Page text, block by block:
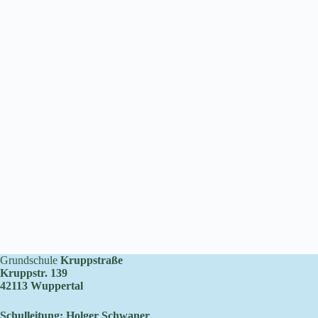
Grundschule Kruppstraße
Kruppstr. 139
42113 Wuppertal
Schulleitung: Holger Schwaner